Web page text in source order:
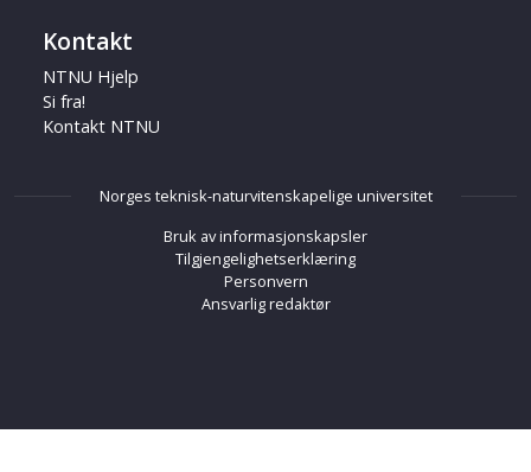
Kontakt
NTNU Hjelp
Si fra!
Kontakt NTNU
Norges teknisk-naturvitenskapelige universitet
Bruk av informasjonskapsler
Tilgjengelighetserklæring
Personvern
Ansvarlig redaktør